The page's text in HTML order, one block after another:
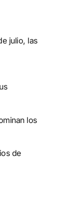
julio, las
los
de